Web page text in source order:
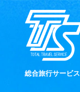
総合旅行サービス